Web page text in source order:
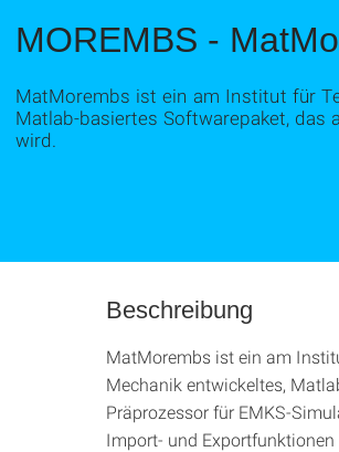
MOREMBS -
MatMorembs ist ein am Institut für
Matlab-basiertes Softwarepaket, das
wird.
Beschreibung
MatMorembs ist ein am
Mechanik entwickeltes,
Präprozessor für EMKS-
Import- und